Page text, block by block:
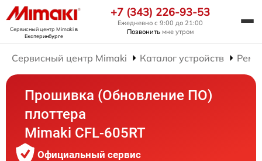
Сервисный центр Mimakiв
Екатеринбурге
+7 (343) 226-93-53
Ежедневно с 9:00 до 21:00
Позвонить мне утром
Сервисный центр Mimaki Каталог устройств
Прошивка (Обновление ПО)
плоттера
Mimaki CFL-605RT
Официальный сервис